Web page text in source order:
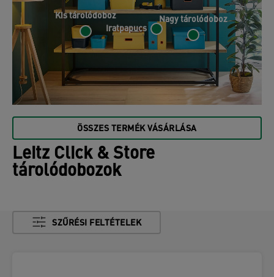
Kis tárolódoboz
Iratpapucs
Nagy tárolódoboz
ÖSSZES TERMÉK VÁSÁRLÁSA
Leitz Click & Store
tárolódobozok
SZŰRÉSI FELTÉTELEK